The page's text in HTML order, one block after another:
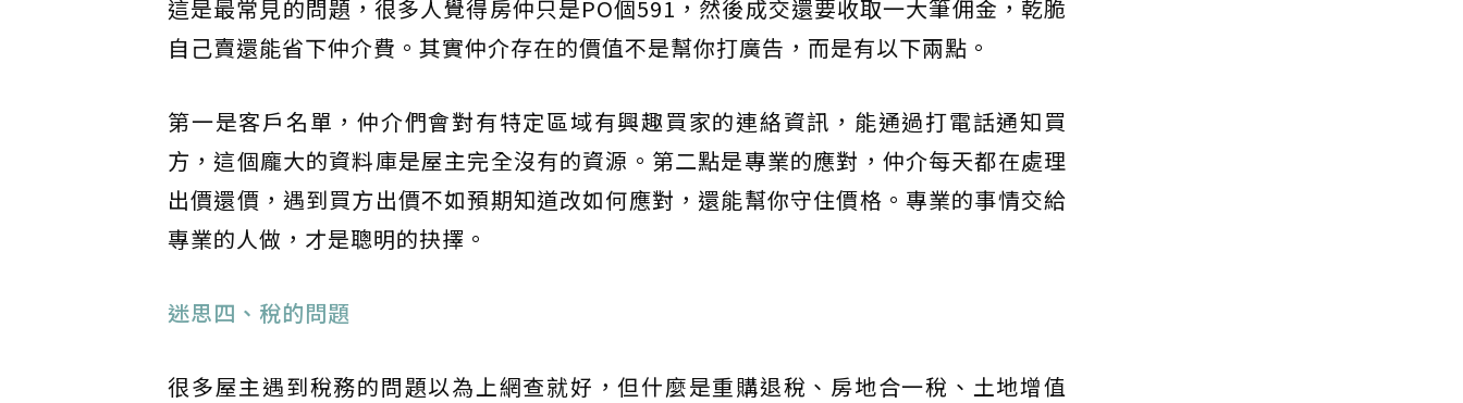
這是最常見的問題，很多人覺得房仲只是PO個591，然後成交還要收取一大筆佣金，乾脆
自己賣還能省下仲介費。其實仲介存在的價值不是幫你打廣告，而是有以下兩點。
第一是客戶名單，仲介們會對有特定區域有興趣買家的連絡資訊，能通過打電話通知買
方，這個龐大的資料庫是屋主完全沒有的資源。第二點是專業的應對，仲介每天都在處理
出價還價，遇到買方出價不如預期知道改如何應對，還能幫你守住價格。專業的事情交給
專業的人做，才是聰明的抉擇。
迷思四、稅的問題
很多屋主遇到稅務的問題以為上網查就好，但什麼是重購退稅、房地合一稅、土地增值